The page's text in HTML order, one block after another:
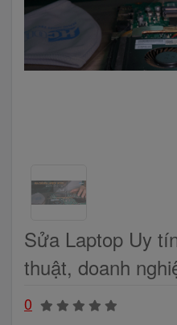
Sửa Laptop Uy
thuật, doanh
0